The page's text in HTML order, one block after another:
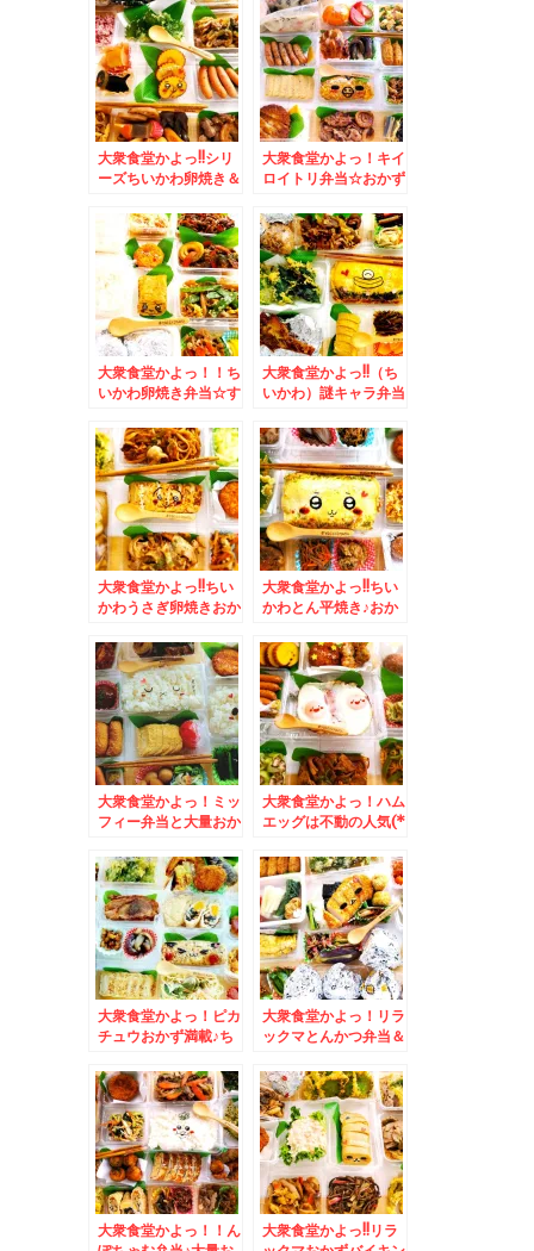
き館」さんの「和栗の
モンブラン」(*´艸
`*)my最高モンブラ
ン(*´艸`*)
いえば「トニーズピ
ザ」の「フレッシュト
マトピザ」(*´艸`*)
大衆食堂かよっ!!シリ
ーズちいかわ卵焼き＆
バイG線」さんの「サ
ンドイッチモーニン
グ」
大衆食堂かよっ！キイ
ロイトリ弁当☆おかず
の「鈴木牧場牛乳」さ
んの「ソフトクリー
ム」美味(*´艸`*)
大衆食堂かよっ！！ち
いかわ卵焼き弁当☆す
ひかり」さんの「日替
わり定食」「ポークチ
ャップ」♪(*´艸`*)
大衆食堂かよっ!!（ち
いかわ）謎キャラ弁当
竹葉亭」さんの「醤油
ラーメン」初めての
味！！(*´艸`*)
大衆食堂かよっ!!ちい
かわうさぎ卵焼きおか
だΣ(ﾟДﾟ)「ラーメン
の店 えぞっこ」さん
の「野菜醤油ラーメ
ン」(*´艸`*)
大衆食堂かよっ!!ちい
かわとん平焼き♪おか
堂 日高屋」さんの
「タンメン」近くに日
高屋さんが欲しい件(*
´艸`*)
大衆食堂かよっ！ミッ
フィー弁当と大量おか
きといえば「みずほ
庵」小さいお子さん連
れでもゆっくり(*´艸
`*)
大衆食堂かよっ！ハム
エッグは不動の人気(*
大船軒」の「サンドウ
ィッチ弁当」日本初の
サンドイッチ駅弁☆(*
´艸`*)
大衆食堂かよっ！ピカ
チュウおかず満載♪ち
も♪＆道東の中札内村
「ファームレストラン
野島さんち」の「ポー
クジンジャーステー
キ」美味(*´艸`*)
大衆食堂かよっ！リラ
ックマとんかつ弁当＆
まんじゅう 梅屋」さ
んの「みそまんじゅ
う」と「蘭越米」の
「おにぎり」(*´艸`*)
大衆食堂かよっ！！ん
大衆食堂かよっ!!リラ